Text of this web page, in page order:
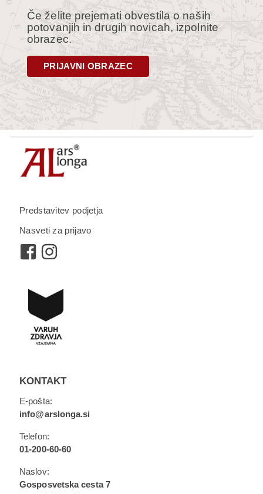
Če želite prejemati obvestila o naših
potovanjih in drugih novicah, izpolnite
obrazec.
PRIJAVNI OBRAZEC
Predstavitev podjetja
Nasveti za prijavo
KONTAKT
E-pošta:
info@arslonga.si
Telefon:
01-200-60-60
Naslov:
Gosposvetska cesta 7